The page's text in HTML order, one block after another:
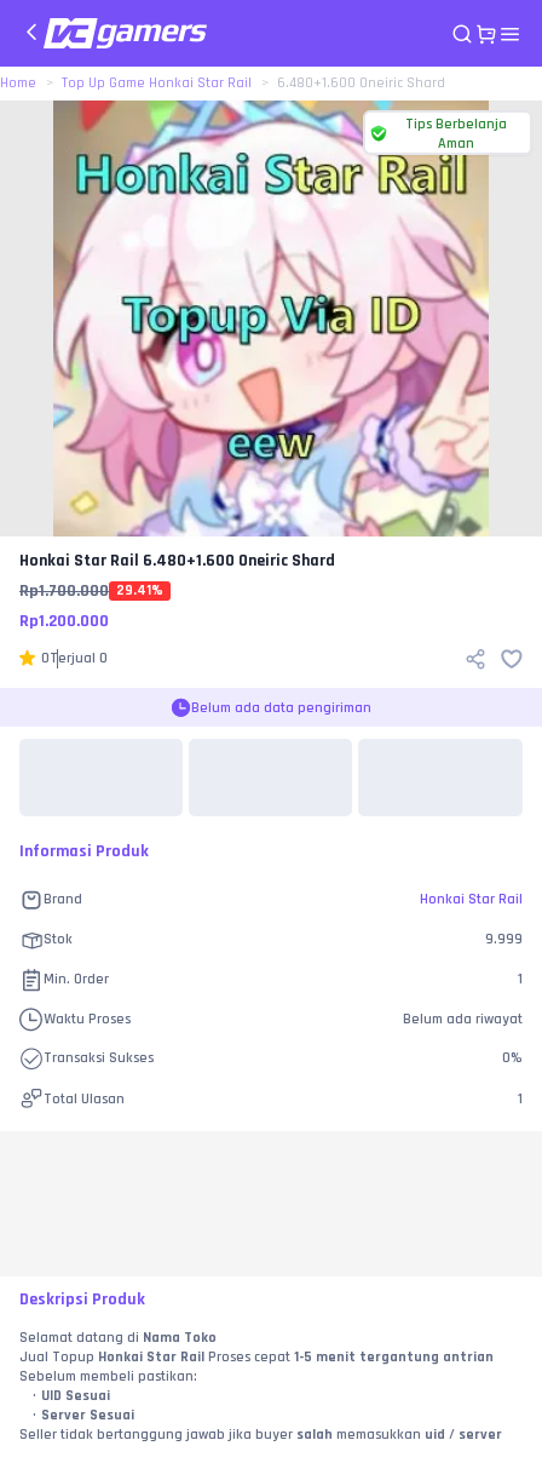
Home Top Up Game Honkai Star Rail 6.480+1.600 Oneiric Shard
Tips Berbelanja
Aman
Honkai Star Rail 6.480+1.600 Oneiric Shard
Rp1.700.000 29.41%
Rp1.200.000
0Terjual 0
Belum ada data pengiriman
Informasi Produk
Brand Honkai Star Rail
Stok 9.999
Min. Order 1
Waktu Proses Belum ada riwayat
Transaksi Sukses 0%
Total Ulasan 1
Deskripsi Produk
Selamat datang di Nama Toko
Jual Topup Honkai Star Rail Proses cepat 1-5 menit tergantung antrian
Sebelum membeli pastikan:
UID Sesuai
Server Sesuai
Seller tidak bertanggung jawab jika buyer salah memasukkan uid / server